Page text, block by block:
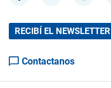
RECIBÍ EL NEWSLETTER
Contactanos